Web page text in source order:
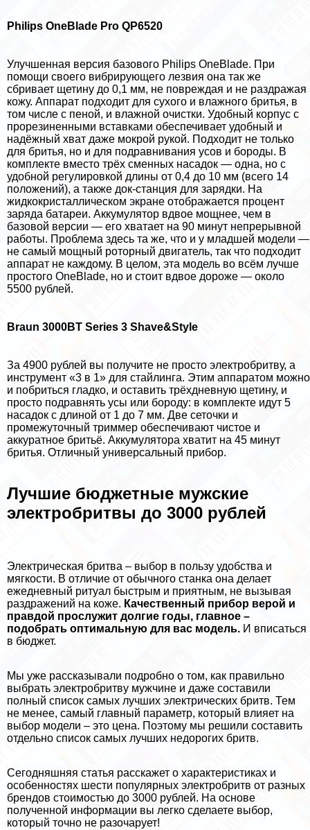
Philips OneBlade Pro QP6520
Улучшенная версия базового Philips OneBlade. При
помощи своего вибрирующего лезвия она так же
сбривает щетину до 0,1 мм, не повреждая и не раздражая
кожу. Аппарат подходит для сухого и влажного бритья, в
том числе с пеной, и влажной очистки. Удобный корпус с
прорезиненными вставками обеспечивает удобный и
надёжный хват даже мокрой рукой. Подходит не только
для бритья, но и для подравнивания усов и бороды. В
комплекте вместо трёх сменных насадок — одна, но с
удобной регулировкой длины от 0,4 до 10 мм (всего 14
положений), а также док-станция для зарядки. На
жидкокристаллическом экране отображается процент
заряда батареи. Аккумулятор вдвое мощнее, чем в
базовой версии — его хватает на 90 минут непрерывной
работы. Проблема здесь та же, что и у младшей модели —
не самый мощный роторный двигатель, так что подходит
аппарат не каждому. В целом, эта модель во всём лучше
простого OneBlade, но и стоит вдвое дороже — около
5500 рублей.
Braun 3000BT Series 3 Shave&Style
За 4900 рублей вы получите не просто электробритву, а
инструмент «3 в 1» для стайлинга. Этим аппаратом можно
и побриться гладко, и оставить трёхдневную щетину, и
просто подравнять усы или бороду: в комплекте идут 5
насадок с длиной от 1 до 7 мм. Две сеточки и
промежуточный триммер обеспечивают чистое и
аккуратное бритьё. Аккумулятора хватит на 45 минут
бритья. Отличный универсальный прибор.
Лучшие бюджетные мужские
электробритвы до 3000 рублей
Электрическая бритва – выбор в пользу удобства и
мягкости. В отличие от обычного станка она делает
ежедневный ритуал быстрым и приятным, не вызывая
раздражений на коже. Качественный прибор верой и
правдой прослужит долгие годы, главное –
подобрать оптимальную для вас модель. И вписаться
в бюджет.
Мы уже рассказывали подробно о том, как правильно
выбрать электробритву мужчине и даже составили
полный список самых лучших электрических бритв. Тем
не менее, самый главный параметр, который влияет на
выбор модели – это цена. Поэтому мы решили составить
отдельно список самых лучших недорогих бритв.
Сегодняшняя статья расскажет о хаpaктеристиках и
особенностях шести популярных электробритв от разных
брендов стоимостью до 3000 рублей. На основе
полученной информации вы легко сделаете выбор,
который точно не разочарует!